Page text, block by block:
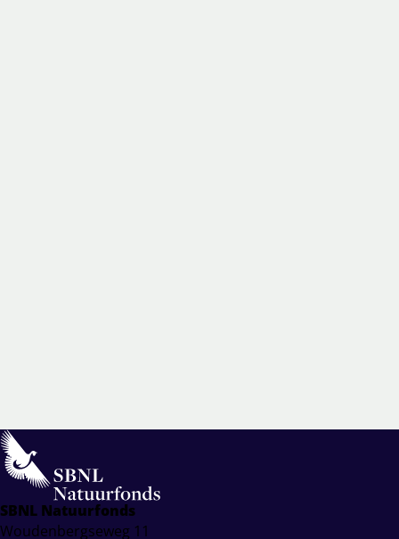
SBNL Natuurfonds
Woudenbergseweg 11